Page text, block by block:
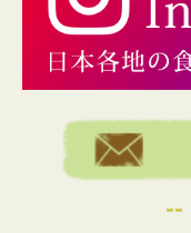
薬売りのねり黒ごま
あま酒
ジュース
--